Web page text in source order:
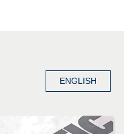
ENGLISH